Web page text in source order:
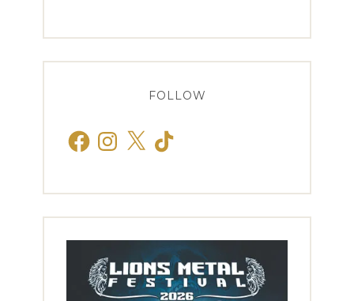
FOLLOW
FacebookInstagram
X TikTok